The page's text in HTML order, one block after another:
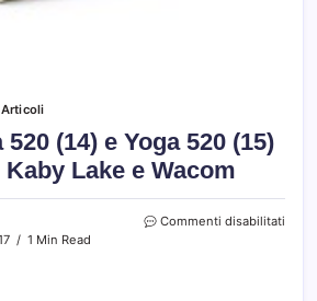
(14) e Yoga 520 (15)
Lake e Wacom
1 Min Read
Commenti disabilitati